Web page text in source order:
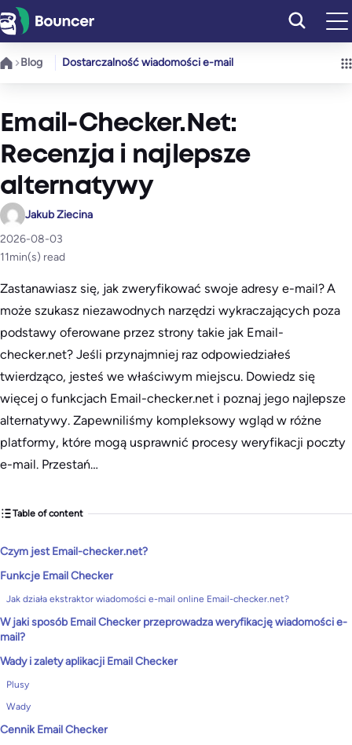
Przejdź
do
treści
Blog Dostarczalność wiadomości e-mail
Email-Checker.Net:
Recenzja i najlepsze
alternatywy
Jakub Ziecina
2026-08-03
11min(s) read
Zastanawiasz się, jak zweryfikować swoje adresy e-mail? A
może szukasz niezawodnych narzędzi wykraczających poza
podstawy oferowane przez strony takie jak Email-
checker.net? Jeśli przynajmniej raz odpowiedziałeś
twierdząco, jesteś we właściwym miejscu. Dowiedz się
więcej o funkcjach Email-checker.net i poznaj jego najlepsze
alternatywy. Zapewniliśmy kompleksowy wgląd w różne
platformy, które mogą usprawnić procesy weryfikacji poczty
e-mail. Przestań…
Table of content
​Czym jest Email-checker.net?
Funkcje Email Checker
Jak działa ekstraktor wiadomości e-mail online Email-checker.net?
W jaki sposób Email Checker przeprowadza weryfikację wiadomości e-
mail?
Wady i zalety aplikacji Email Checker
Plusy
Wady
Cennik Email Checker